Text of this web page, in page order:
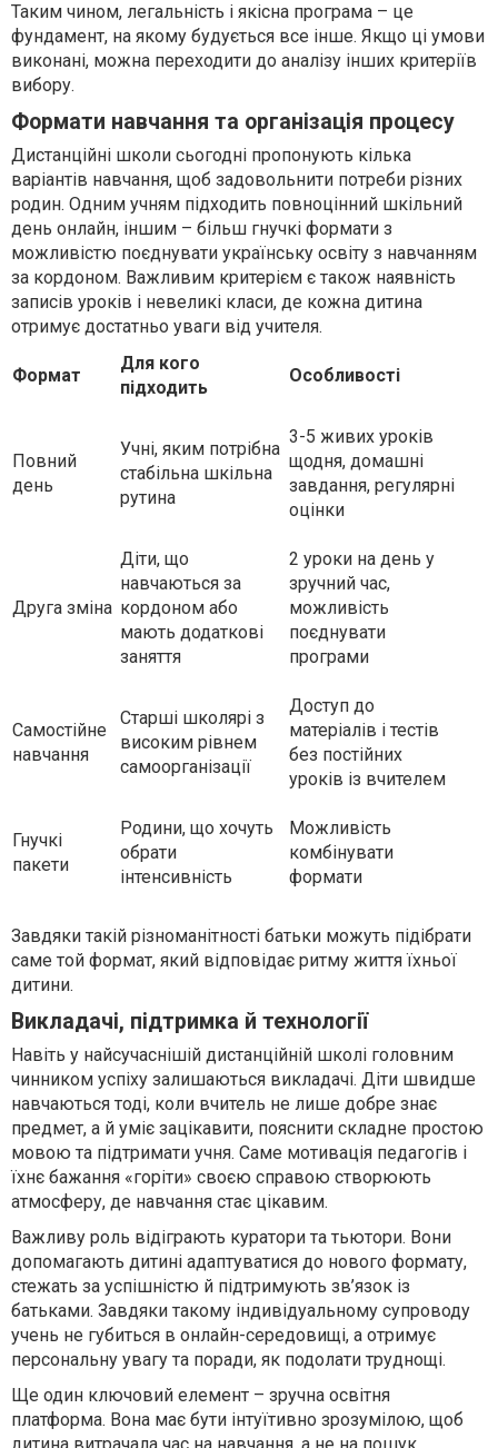
Таким чином, легальність і якісна програма – це
фундамент, на якому будується все інше. Якщо ці умови
виконані, можна переходити до аналізу інших критеріїв
вибору.
Формати навчання та організація процесу
Дистанційні школи сьогодні пропонують кілька
варіантів навчання, щоб задовольнити потреби різних
родин. Одним учням підходить повноцінний шкільний
день онлайн, іншим – більш гнучкі формати з
можливістю поєднувати українську освіту з навчанням
за кордоном. Важливим критерієм є також наявність
записів уроків і невеликі класи, де кожна дитина
отримує достатньо уваги від учителя.
Формат
Для кого
підходить
Особливості
Повний
день
Учні, яким потрібна
стабільна шкільна
рутина
3-5 живих уроків
щодня, домашні
завдання, регулярні
оцінки
Друга зміна
Діти, що
навчаються за
кордоном або
мають додаткові
заняття
2 уроки на день у
зручний час,
можливість
поєднувати
програми
Самостійне
навчання
Старші школярі з
високим рівнем
самоорганізації
Доступ до
матеріалів і тестів
без постійних
уроків із вчителем
Гнучкі
пакети
Родини, що хочуть
обрати
інтенсивність
Можливість
комбінувати
формати
Завдяки такій різноманітності батьки можуть підібрати
саме той формат, який відповідає ритму життя їхньої
дитини.
Викладачі, підтримка й технології
Навіть у найсучаснішій дистанційній школі головним
чинником успіху залишаються викладачі. Діти швидше
навчаються тоді, коли вчитель не лише добре знає
предмет, а й уміє зацікавити, пояснити складне простою
мовою та підтримати учня. Саме мотивація педагогів і
їхнє бажання «горіти» своєю справою створюють
атмосферу, де навчання стає цікавим.
Важливу роль відіграють куратори та тьютори. Вони
допомагають дитині адаптуватися до нового формату,
стежать за успішністю й підтримують зв’язок із
батьками. Завдяки такому індивідуальному супроводу
учень не губиться в онлайн-середовищі, а отримує
персональну увагу та поради, як подолати труднощі.
Ще один ключовий елемент – зручна освітня
платформа. Вона має бути інтуїтивно зрозумілою, щоб